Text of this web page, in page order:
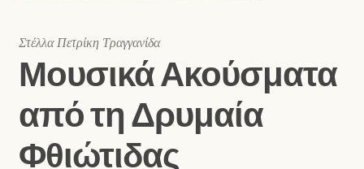
Στέλλα Πετρίκη Τραγγανίδα
Μουσικά Ακούσματα
από τη Δρυμαία
Φθιώτιδας